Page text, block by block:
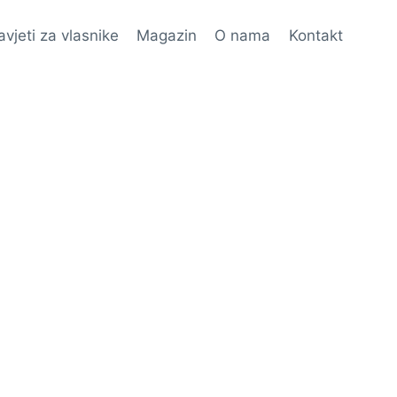
za vlasnike Magazin O nama Kontakt